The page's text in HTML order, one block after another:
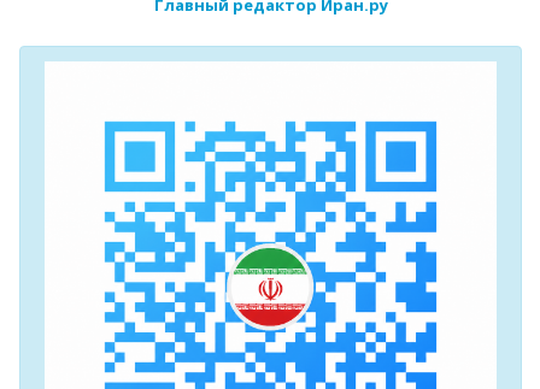
Главный редактор Иран.ру